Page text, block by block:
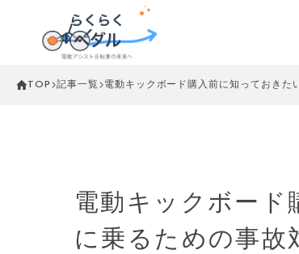
TOP 記事一覧 電動キックボード購入前に知っておきた
電動キックボード
に乗るための事故